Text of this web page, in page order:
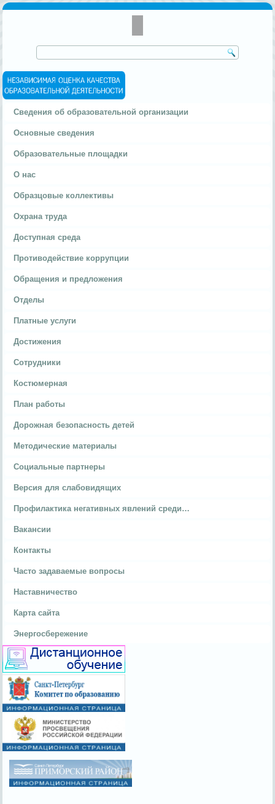
Сведения об образовательной организации
Основные сведения
Образовательные площадки
О нас
Образцовые коллективы
Охрана труда
Доступная среда
Противодействие коррупции
Обращения и предложения
Отделы
Платные услуги
Достижения
Сотрудники
Костюмерная
План работы
Дорожная безопасность детей
Методические материалы
Социальные партнеры
Версия для слабовидящих
Профилактика негативных явлений среди…
Вакансии
Контакты
Часто задаваемые вопросы
Наставничество
Карта сайта
Энергосбережение